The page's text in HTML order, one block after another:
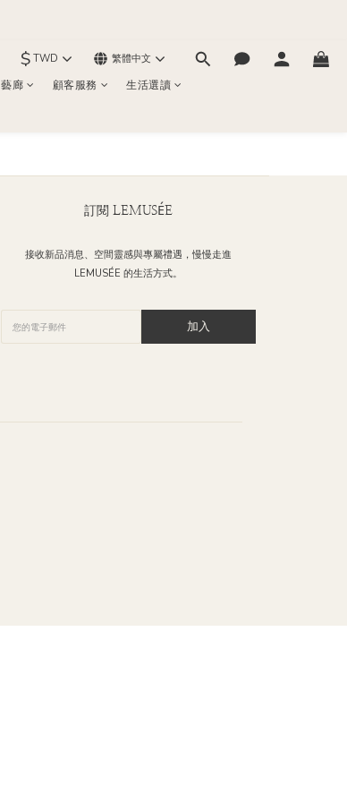
$ TWD 繁體中文
藝廊 顧客服務 生活選讀
訂閱 LEMUSÉE
接收新品消息、空間靈感與專屬禮遇，慢慢走進
LEMUSÉE 的生活方式。
加入